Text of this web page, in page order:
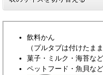
飲料かん
（プルタブは付けたまま
菓子・ミルク・海苔な
ペットフード・魚貝な